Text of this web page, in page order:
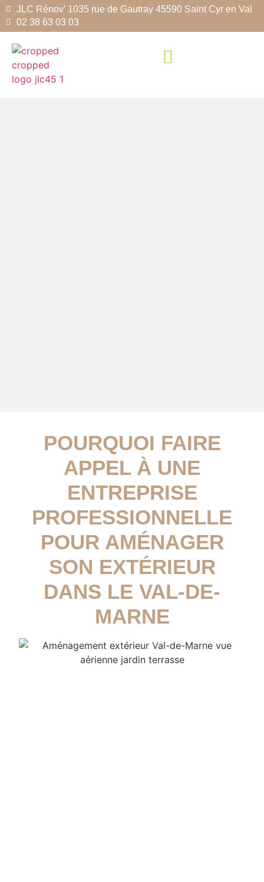
JLC Rénov’ 1035 rue de Gautray 45590 Saint Cyr en Val
02 38 63 03 03
POURQUOI FAIRE
APPEL À UNE
ENTREPRISE
PROFESSIONNELLE
POUR AMÉNAGER
SON EXTÉRIEUR
DANS LE VAL-DE-
MARNE